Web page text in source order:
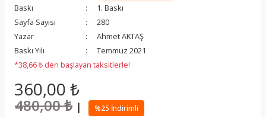
Baskı
1. Baskı
Sayfa Sayısı
280
Yazar
Ahmet AKTAŞ
Baskı Yılı
Temmuz 2021
*38,66 ₺ den başlayan taksitlerle!
360,00 ₺
480,00 ₺ | %25 İndirimli